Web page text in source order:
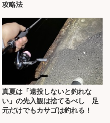
攻略法
真夏は「遠投しないと釣れな
い」の先入観は捨てるべし 足
元だけでもカサゴは釣れる！